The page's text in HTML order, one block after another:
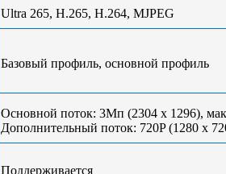
Ultra 265, H.265, H.264, MJPEG
Базовый профиль, основной профиль
Основной поток: 3Мп (2304 х 1296),
Дополнительный поток: 720P (1280 х
Поддерживается